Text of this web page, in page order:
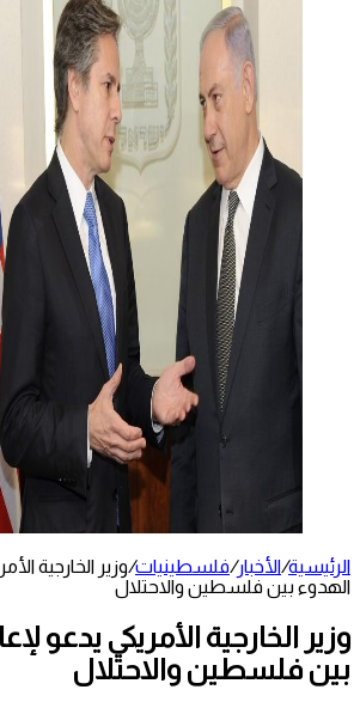
الرئيسية/الأخبار/فلسطينيات/وزير الخارجية
الهدوء بين فلسطين والاحتلال
وزير الخارجية الأمريكي يدعو
بين فلسطين والاحتلال